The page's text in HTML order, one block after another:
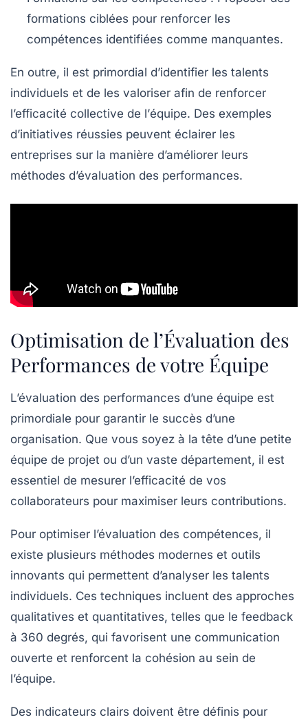
formations ciblées pour renforcer les
compétences identifiées comme manquantes.
En outre, il est primordial d’identifier les talents
individuels et de les valoriser afin de renforcer
l’efficacité collective de l’équipe. Des exemples
d’initiatives réussies peuvent éclairer les
entreprises sur la manière d’améliorer leurs
méthodes d’évaluation des performances.
Optimisation de l’Évaluation des
Performances de votre Équipe
L’évaluation des performances d’une équipe est
primordiale pour garantir le succès d’une
organisation. Que vous soyez à la tête d’une petite
équipe de projet ou d’un vaste département, il est
essentiel de mesurer l’efficacité de vos
collaborateurs pour maximiser leurs contributions.
Pour optimiser l’évaluation des compétences, il
existe plusieurs méthodes modernes et outils
innovants qui permettent d’analyser les talents
individuels. Ces techniques incluent des approches
qualitatives et quantitatives, telles que le feedback
à 360 degrés, qui favorisent une communication
ouverte et renforcent la cohésion au sein de
l’équipe.
Des indicateurs clairs doivent être définis pour